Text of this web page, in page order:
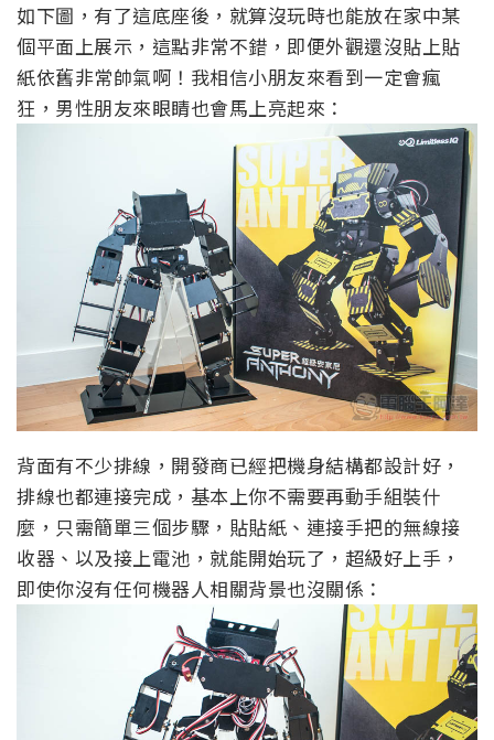
如下圖，有了這底座後，就算沒玩時也能放在家中某
個平面上展示，這點非常不錯，即便外觀還沒貼上貼
紙依舊非常帥氣啊！我相信小朋友來看到一定會瘋
狂，男性朋友來眼睛也會馬上亮起來：
背面有不少排線，開發商已經把機身結構都設計好，
排線也都連接完成，基本上你不需要再動手組裝什
麼，只需簡單三個步驟，貼貼紙、連接手把的無線接
收器、以及接上電池，就能開始玩了，超級好上手，
即使你沒有任何機器人相關背景也沒關係：